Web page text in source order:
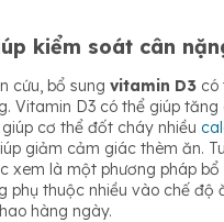
kiểm soát cân
cứu, bổ sung vitamin D3 có
Vitamin D3 có thể giúp
cơ thể đốt cháy nhiều
giảm cảm giác thèm ăn.
xem là một phương pháp bổ
phụ thuộc nhiều vào chế độ
hàng ngày.